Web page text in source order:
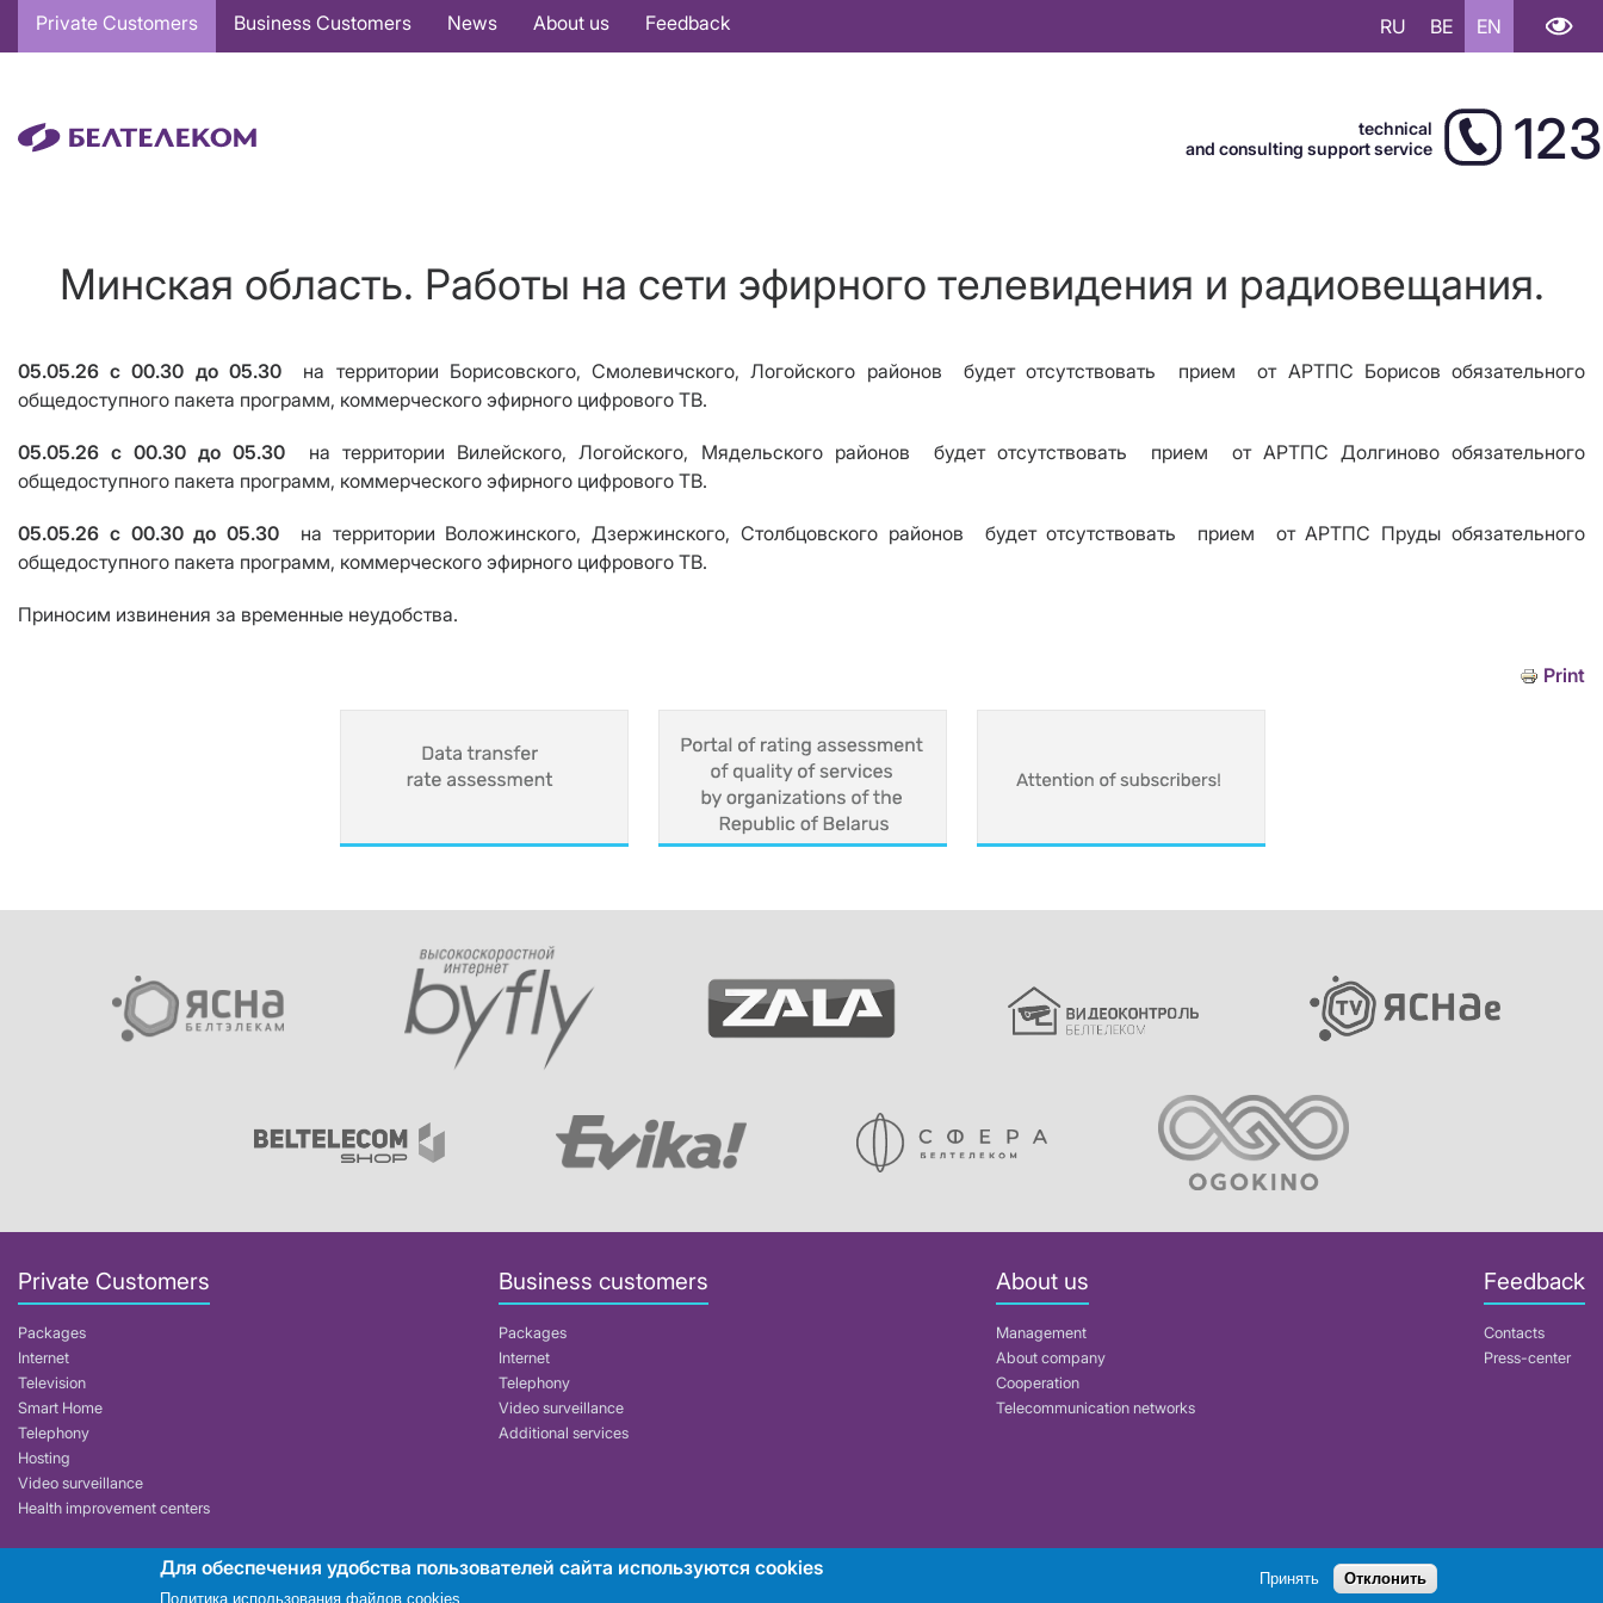
Основная
навигация
Private Customers Business Customers News About us Feedback RU BE EN
technical
and consulting support service
123
Минская область. Работы на сети эфирного телевидения и радиовещания.
05.05.26с 00.30 до 05.30 на территории Борисовского, Смолевичского, Логойского районовбудет отсутствовать прием
от АРТПС Борисов обязательного
общедоступного пакета программ, коммерческого эфирного цифрового ТВ.
05.05.26с 00.30 до 05.30 на территории Вилейского, Логойского, Мядельского районов будет отсутствовать прием
от АРТПС Долгиново обязательного
общедоступного пакета программ, коммерческого эфирного цифрового ТВ.
05.05.26 с 00.30 до 05.30 на территории Воложинского, Дзержинского, Столбцовского районов будет отсутствовать прием
от АРТПС Пруды обязательного
общедоступного пакета программ, коммерческого эфирного цифрового ТВ.
Приносим извинения за временные неудобства.
Print
Private Customers
Packages
Internet
Television
Smart Home
Telephony
Hosting
Video surveillance
Health improvement centers
Business customers
Packages
Internet
Telephony
Video surveillance
Additional services
About us
Management
About company
Cooperation
Telecommunication networks
Feedback
Contacts
Press-center
RUE "Beltelecom" Search
Для обеспечения удобства пользователей сайта используются cookies
Политика использования файлов cookies
Принять Отклонить